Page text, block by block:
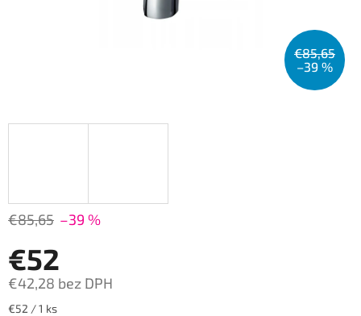
€85,65
–39 %
€85,65 –39 %
€52
€42,28 bez DPH
Jednotková
€52 / 1 ks